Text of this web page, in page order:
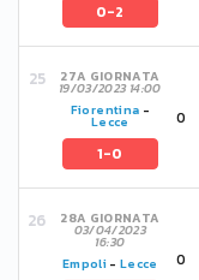
0-2
27A GIORNATA
19/03/2023 14:00
Fiorentina -
Lecce
1-0
0
28A GIORNATA
03/04/2023
16:30
Empoli -Lecce 0